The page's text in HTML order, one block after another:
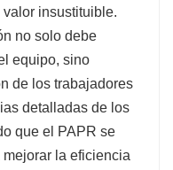
insustituible.
no solo debe
equipo, sino
de los trabajadores
detalladas de los
que el PAPR se
la eficiencia